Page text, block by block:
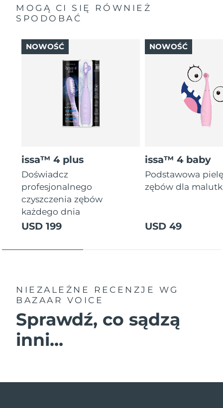
MOGĄ CI SIĘ RÓWNIEŻ
SPODOBAĆ
issa™ 4 plus
Doświadcz
profesjonalnego
czyszczenia zębów
każdego dnia
USD 199
NOWOŚĆ
issa™ 4 baby
Podstawowa
zębów dla
USD 49
NOWOŚĆ
NIEZALEŻNE RECENZJE
WG
BAZAAR VOICE
Sprawdź, co sądzą
inni...